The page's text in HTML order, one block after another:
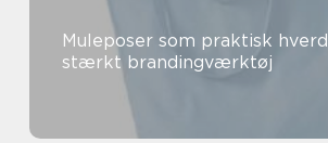
Muleposer som praktisk
stærkt brandingværktøj